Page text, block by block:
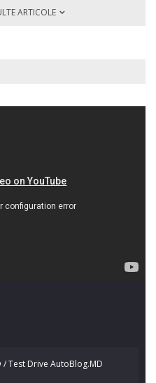
ARTICOLE
/ Test Drive AutoBlog.MD